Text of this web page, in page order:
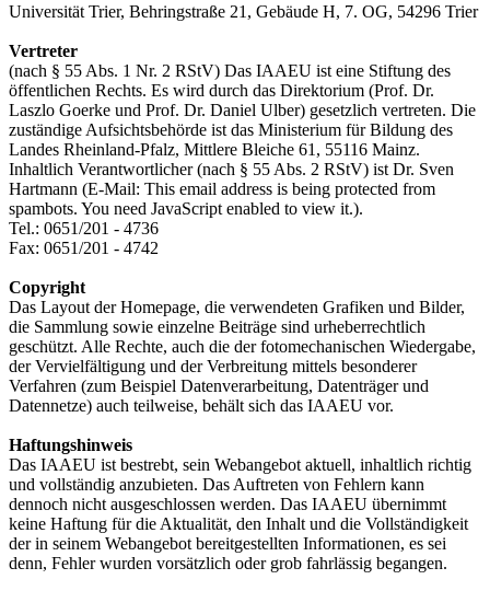
Universität Trier, Behringstraße 21, Gebäude H, 7. OG, 54296 Trier
Vertreter
(nach § 55 Abs. 1 Nr. 2 RStV) Das IAAEU ist eine Stiftung des
öffentlichen Rechts. Es wird durch das Direktorium (Prof. Dr.
Laszlo Goerke und Prof. Dr. Daniel Ulber) gesetzlich vertreten. Die
zuständige Aufsichtsbehörde ist das Ministerium für Bildung des
Landes Rheinland-Pfalz, Mittlere Bleiche 61, 55116 Mainz.
Inhaltlich Verantwortlicher (nach § 55 Abs. 2 RStV) ist Dr. Sven
Hartmann (E-Mail: This email address is being protected from
spambots. You need JavaScript enabled to view it.).
Tel.: 0651/201 - 4736
Fax: 0651/201 - 4742
Copyright
Das Layout der Homepage, die verwendeten Grafiken und Bilder,
die Sammlung sowie einzelne Beiträge sind urheberrechtlich
geschützt. Alle Rechte, auch die der fotomechanischen Wiedergabe,
der Vervielfältigung und der Verbreitung mittels besonderer
Verfahren (zum Beispiel Datenverarbeitung, Datenträger und
Datennetze) auch teilweise, behält sich das IAAEU vor.
Haftungshinweis
Das IAAEU ist bestrebt, sein Webangebot aktuell, inhaltlich richtig
und vollständig anzubieten. Das Auftreten von Fehlern kann
dennoch nicht ausgeschlossen werden. Das IAAEU übernimmt
keine Haftung für die Aktualität, den Inhalt und die Vollständigkeit
der in seinem Webangebot bereitgestellten Informationen, es sei
denn, Fehler wurden vorsätzlich oder grob fahrlässig begangen.